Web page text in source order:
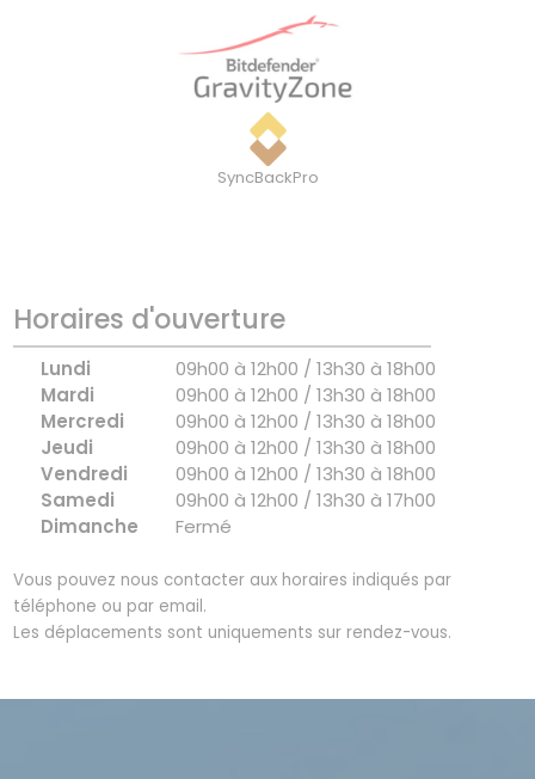
SyncBackPro
Horaires d'ouverture
Lundi
09h00 à 12h00 / 13h30 à 18h00
Mardi
09h00 à 12h00 / 13h30 à 18h00
Mercredi
09h00 à 12h00 / 13h30 à 18h00
Jeudi
09h00 à 12h00 / 13h30 à 18h00
Vendredi
09h00 à 12h00 / 13h30 à 18h00
Samedi
09h00 à 12h00 / 13h30 à 17h00
Dimanche
Fermé
Vous pouvez nous contacter aux horaires indiqués par
téléphone ou par email.
Les déplacements sont uniquements sur rendez-vous.